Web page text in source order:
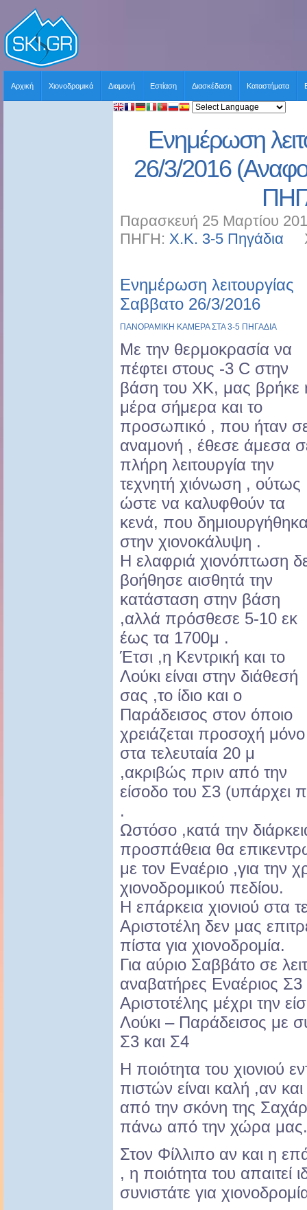
Αρχική Χιονοδρομικά Διαμονή Εστίαση Διασκέδαση Καταστήματα
Ενημέρωση
26/3/2016
Παρασκευή 25 Μαρτίου
ΠΗΓΗ: Χ.Κ. 3-5 Πηγάδια
Ενημέρωση λειτουργίας
Σαββατο 26/3/2016
ΠΑΝΟΡΑΜΙΚΗ ΚΑΜΕΡΑ ΣΤΑ 3-5 ΠΗΓΑΔΙΑ
Με την θερμοκρασία να
πέφτει στους -3 C στην
βάση του ΧΚ, μας βρήκε
μέρα σήμερα και το
προσωπικό , που ήταν
αναμονή , έθεσε άμεσα
πλήρη λειτουργία την
τεχνητή χιόνωση , ούτως
ώστε να καλυφθούν τα
κενά, που
στην χιονοκάλυψη .
Η ελαφριά χιονόπτωση
βοήθησε αισθητά την
κατάσταση στην βάση
,αλλά πρόσθεσε 5-10 εκ
έως τα 1700μ .
Έτσι ,η Κεντρική και το
Λούκι είναι στην διάθεσή
σας ,το ίδιο και ο
Παράδεισος στον όποιο
χρειάζεται προσοχή μόνο
στα τελευταία 20 μ
,ακριβώς πριν από την
είσοδο του Σ3 (υπάρχει
.
Ωστόσο ,κατά την
προσπάθεια θα
με τον Εναέριο ,για την
χιονοδρομικού πεδίου.
Η επάρκεια χιονιού στα
Αριστοτέλη δεν μας
πίστα για χιονοδρομία.
Για αύριο Σαββάτο σε
αναβατήρες Εναέριος Σ3
Αριστοτέλης μέχρι την
Λούκι – Παράδεισος με
Σ3 και Σ4
H ποιότητα του χιονιού
πιστών είναι καλή ,αν
από την σκόνη της
πάνω από την χώρα μας.
Στον Φίλλιπο αν και η
, η ποιότητα του απαιτεί
συνιστάτε για